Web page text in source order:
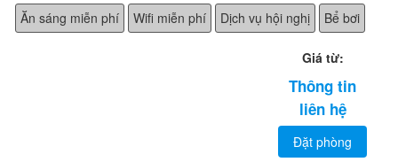
Ăn sáng miễn phí
Wifi miễn phí Dịch vụ hội nghị Bể bơi
Giá từ:
Thông tin
liên hệ
Đặt phòng